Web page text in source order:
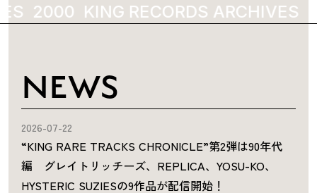
KING RECORDS ARCHIVES 2017
NEWS
2026-07-22
“KING RARE TRACKS CHRONICLE”第2弾は90年代
編 グレイトリッチーズ、REPLICA、YOSU-KO、
HYSTERIC SUZIESの9作品が配信開始！